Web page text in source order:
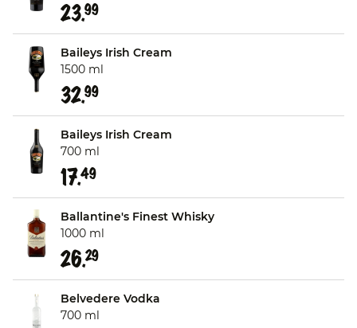
23.99
Baileys Irish Cream
1500 ml
32.99
Baileys Irish Cream
700 ml
17.49
Ballantine's Finest Whisky
1000 ml
26.29
Belvedere Vodka
700 ml